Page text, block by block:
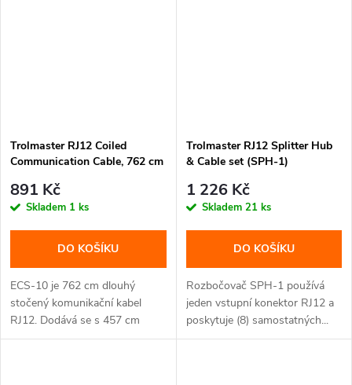
Trolmaster RJ12 Coiled
Communication Cable, 762 cm
891 Kč
Skladem 1 ks
DO KOŠÍKU
ECS-10 je 762 cm dlouhý
stočený komunikační kabel
RJ12. Dodává se s 457 cm
dlouhým...
Trolmaster RJ12 Splitter Hub
& Cable set (SPH-1)
1 226 Kč
Skladem 21 ks
DO KOŠÍKU
Rozbočovač SPH-1 používá
jeden vstupní konektor RJ12 a
poskytuje (8) samostatných...